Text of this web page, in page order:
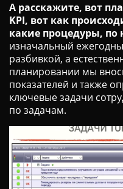
А расскажите, вот
KPI, вот как
какие процедуры, по
изначальный
разбивкой, а
планировании мы
показателей и также
ключевые задачи
по задачам.